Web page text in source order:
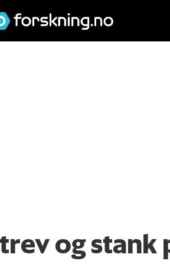
og stank